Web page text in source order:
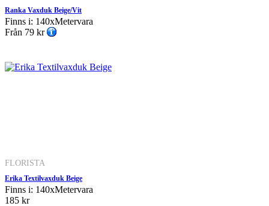
Ranka Vaxduk Beige/Vit
Finns i: 140xMetervara
Från 79 kr
FLORISTA
Erika Textilvaxduk Beige
Finns i: 140xMetervara
185 kr